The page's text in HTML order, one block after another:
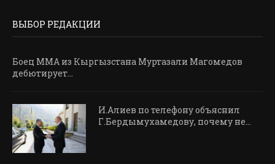
ВЫБОР РЕДАКЦИИ
Боец ММА из Кыргызстана Муртазали Магомедов
дебютирует...
И.Алиев по телефону объяснил
Г.Бердымухамедову, почему не...